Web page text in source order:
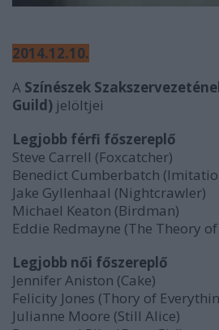
2014.12.10.
A Színészek
Guild) jelöltjei
Legjobb férfi főszereplő
Steve Carrell (Foxcatcher)
Benedict Cumberbatch
Jake Gyllenhaal (Nightcrawler)
Michael Keaton (Birdman)
Eddie Redmayne (The Theory
Legjobb női főszereplő
Jennifer Aniston (Cake)
Felicity Jones (Thory of
Julianne Moore (Still Alice)